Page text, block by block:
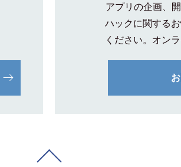
アプリの企画、
ハックに関する
ください。オン